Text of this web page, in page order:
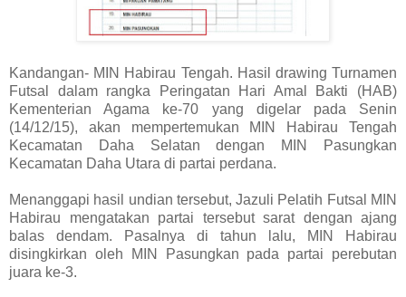
Kandangan- MIN Habirau Tengah. Hasil drawing Turnamen
Futsal dalam rangka Peringatan Hari Amal Bakti (HAB)
Kementerian Agama ke-70 yang digelar pada Senin
(14/12/15), akan mempertemukan MIN Habirau Tengah
Kecamatan Daha Selatan dengan MIN Pasungkan
Kecamatan Daha Utara di partai perdana.
Menanggapi hasil undian tersebut,Jazuli Pelatih Futsal MIN
Habirau mengatakan partai tersebut sarat dengan ajang
balas dendam. Pasalnya di tahun lalu, MIN Habirau
disingkirkan oleh MIN Pasungkan pada partai perebutan
juara ke-3.